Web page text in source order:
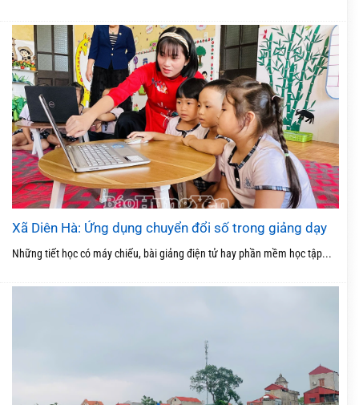
Xã Diên Hà: Ứng dụng chuyển đổi số trong giảng dạy
Những tiết học có máy chiếu, bài giảng điện tử hay phần mềm học tập...